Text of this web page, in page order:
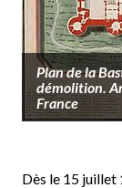
Plan de la
démolition.
France
Dès le 15 juillet